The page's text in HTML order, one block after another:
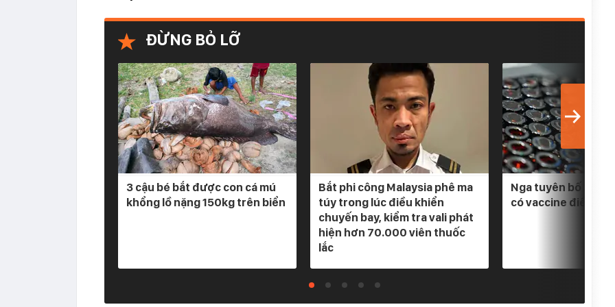
ĐỪNG BỎ LỠ
3 cậu bé bắt được con cá mú
khổng lồ nặng 150kg trên biển
Bắt phi công Malaysia phê ma
túy trong lúc điều khiển
chuyến bay, kiểm tra vali phát
hiện hơn 70.000 viên thuốc
lắc
Nga tuyên bố 3 loại
có vaccine điều trị